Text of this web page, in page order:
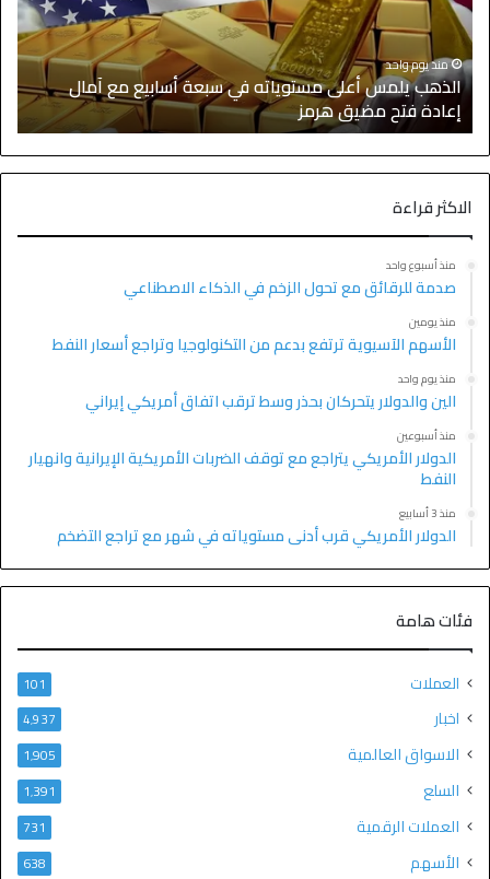
منذ يوم واحد
الذهب يلمس أعلى مستوياته في سبعة أسابيع مع آمال
إعادة فتح مضيق هرمز
الاكثر قراءة
منذ أسبوع واحد
صدمة للرقائق مع تحول الزخم في الذكاء الاصطناعي
منذ يومين
الأسهم الآسيوية ترتفع بدعم من التكنولوجيا وتراجع أسعار النفط
منذ يوم واحد
الين والدولار يتحركان بحذر وسط ترقب اتفاق أمريكي إيراني
منذ أسبوعين
الدولار الأمريكي يتراجع مع توقف الضربات الأمريكية الإيرانية وانهيار
النفط
منذ 3 أسابيع
الدولار الأمريكي قرب أدنى مستوياته في شهر مع تراجع التضخم
فئات هامة
العملات 101
اخبار 4٬937
الاسواق العالمية 1٬905
السلع 1٬391
العملات الرقمية 731
الأسهم 638